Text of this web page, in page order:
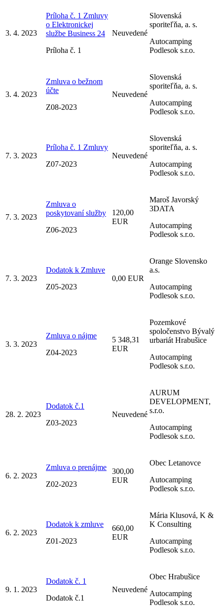
3. 4. 2023
Príloha č. 1 Zmluvy
o Elektronickej
službe Business 24
Príloha č. 1
Neuvedené
Slovenská
sporiteľňa, a. s.
Autocamping
Podlesok s.r.o.
3. 4. 2023
Zmluva o bežnom
účte
Z08-2023
Neuvedené
Slovenská
sporiteľňa, a. s.
Autocamping
Podlesok s.r.o.
7. 3. 2023
Príloha č. 1 Zmluvy
Z07-2023
Neuvedené
Slovenská
sporiteľňa, a. s.
Autocamping
Podlesok s.r.o.
7. 3. 2023
Zmluva o
poskytovaní služby
Z06-2023
120,00
EUR
Maroš Javorský
3DATA
Autocamping
Podlesok s.r.o.
7. 3. 2023
Dodatok k Zmluve
Z05-2023
0,00 EUR
Orange Slovensko
a.s.
Autocamping
Podlesok s.r.o.
3. 3. 2023
Zmluva o nájme
Z04-2023
5 348,31
EUR
Pozemkové
spoločenstvo Bývalý
urbariát Hrabušice
Autocamping
Podlesok s.r.o.
28. 2. 2023
Dodatok č.1
Z03-2023
Neuvedené
AURUM
DEVELOPMENT,
s.r.o.
Autocamping
Podlesok s.r.o.
6. 2. 2023
Zmluva o prenájme
Z02-2023
300,00
EUR
Obec Letanovce
Autocamping
Podlesok s.r.o.
6. 2. 2023
Dodatok k zmluve
Z01-2023
660,00
EUR
Mária Klusová, K &
K Consulting
Autocamping
Podlesok s.r.o.
9. 1. 2023
Dodatok č. 1
Dodatok č.1
Neuvedené
Obec Hrabušice
Autocamping
Podlesok s.r.o.